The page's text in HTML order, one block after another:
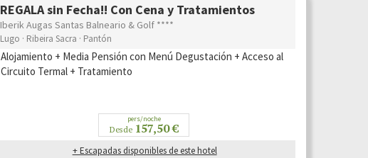
REGALA sin Fecha!! Con Cena y Tratamientos
Iberik Augas Santas Balneario & Golf ****
Lugo · Ribeira Sacra · Pantón
Alojamiento + Media Pensión con Menú Degustación + Acceso al
Circuito Termal + Tratamiento
pers/noche
Desde 157,50 €
+ Escapadas disponibles de este hotel